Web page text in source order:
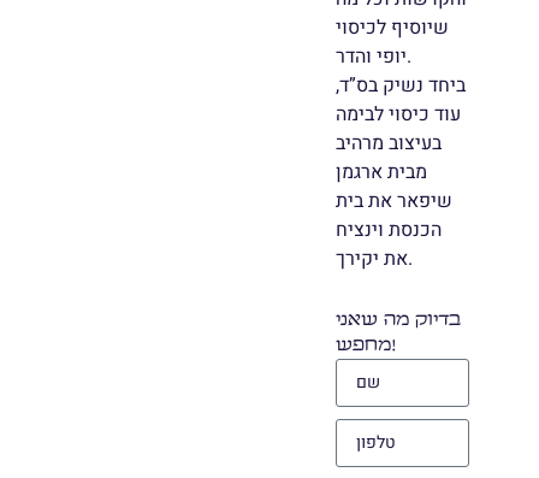
שיוסיף לכיסוי
יופי והדר.
ביחד נשיק בס”ד,
עוד כיסוי לבימה
בעיצוב מרהיב
מבית ארגמן
שיפאר את בית
הכנסת וינציח
את יקירך.
בדיוק מה שאני
מחפש!